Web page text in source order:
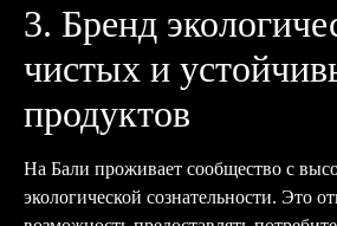
3. Бренд
чистых и
продуктов
На Бали проживает сообщество с
экологической сознательности. Это